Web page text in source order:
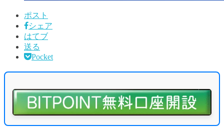
ポスト
シェア
はてブ
送る
Pocket